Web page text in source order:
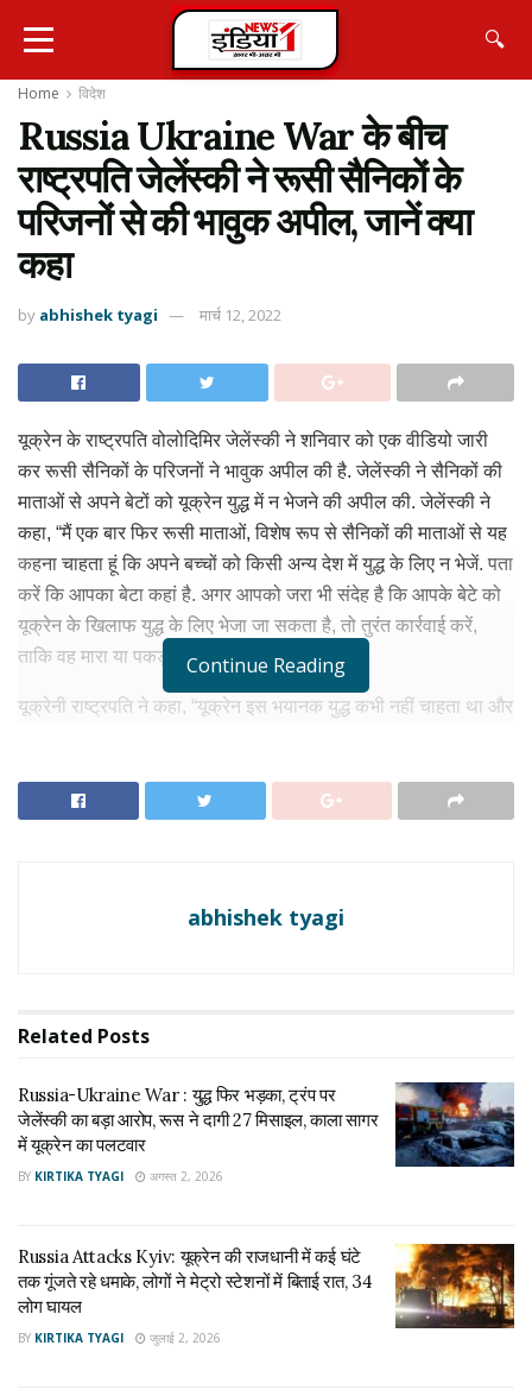
🔍
Home विदेश
Russia Ukraine War के बीच
राष्ट्रपति जेलेंस्की ने रूसी सैनिकों के
परिजनों से की भावुक अपील, जानें क्या
कहा
by abhishek tyagi मार्च 12, 2022
यूक्रेन के राष्ट्रपति वोलोदिमिर जेलेंस्की ने शनिवार को एक वीडियो जारी
कर रूसी सैनिकों के परिजनों ने भावुक अपील की है. जेलेंस्की ने सैनिकों की
माताओं से अपने बेटों को यूक्रेन युद्ध में न भेजने की अपील की. जेलेंस्की ने
कहा, “मैं एक बार फिर रूसी माताओं, विशेष रूप से सैनिकों की माताओं से यह
कहना चाहता हूं कि अपने बच्चों को किसी अन्य देश में युद्ध के लिए न भेजें. पता
करें कि आपका बेटा कहां है. अगर आपको जरा भी संदेह है कि आपके बेटे को
यूक्रेन के खिलाफ युद्ध के लिए भेजा जा सकता है, तो तुरंत कार्रवाई करें,
ताकि वह मारा या पकड़ा न जाए।
यूक्रेनी राष्ट्रपति ने कहा, “यूक्रेन इस भयानक युद्ध कभी नहीं चाहता था और
बंदी बना लिया गया है.” रूस ने यह जानकारी तब दी, जब देश की तमाम
यूक्रेन का पलटवार
Russia Attacks Kyiv: यूक्रेन की राजधानी में कई घंटे
तक गूंजते रहे धमाके, लोगों ने मेट्रो स्टेशनों में बिताई रात, 34
लोग घायल
जुलाई 2, 2026
यूक्रेनी रक्षा मंत्रालय ने फोन नंबर और एक ईमेल प्रकाशित किया जिसके
माध्यम से बंदी बनाए गए रूसी सैनिकों के परिजन उनके बारे में जानकारी
प्राप्त कर सकते हैं. रूसी आक्रमण की शुरुआत के बाद से यूक्रेन ने अब तक
कई दर्जन सैनिकों को बंदी बनाने का दावा किया है. गौरतलब है कि करीब तीन
Continue Reading
abhishek tyagi
Related Posts
Russia-Ukraine War : युद्ध फिर भड़का, ट्रंप पर
जेलेंस्की का बड़ा आरोप, रूस ने दागी 27 मिसाइल, काला सागर
में यूक्रेन का पलटवार
BY KIRTIKA TYAGI अगस्त 2, 2026
Russia Attacks Kyiv: यूक्रेन की राजधानी में कई घंटे
तक गूंजते रहे धमाके, लोगों ने मेट्रो स्टेशनों में बिताई रात, 34
लोग घायल
BY KIRTIKA TYAGI जुलाई 2, 2026